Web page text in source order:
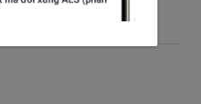
800 words